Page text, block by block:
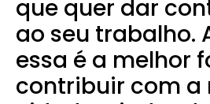
que quer dar
ao seu trabalho.
essa é a melhor
contribuir com a